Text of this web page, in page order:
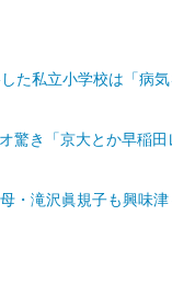
た私立小学校は「病
驚き「京大とか早稲田
・滝沢眞規子も興味津